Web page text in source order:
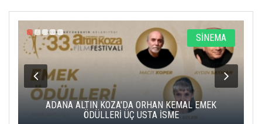
SİNEMA
ADANA ALTIN KOZA'DA ORHAN KEMAL EMEK
ÖDÜLLERİ ÜÇ USTA İSME